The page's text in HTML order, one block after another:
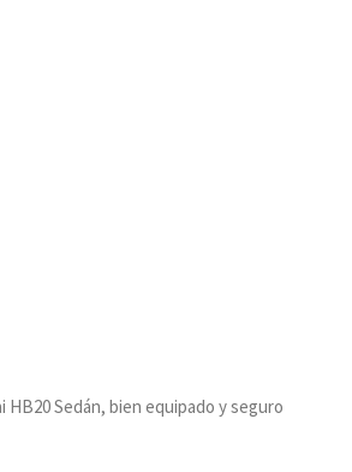
HB20 Sedán, bien equipado y seguro